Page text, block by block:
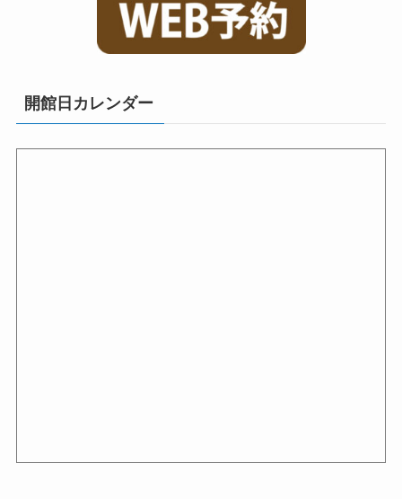
開館日カレンダー